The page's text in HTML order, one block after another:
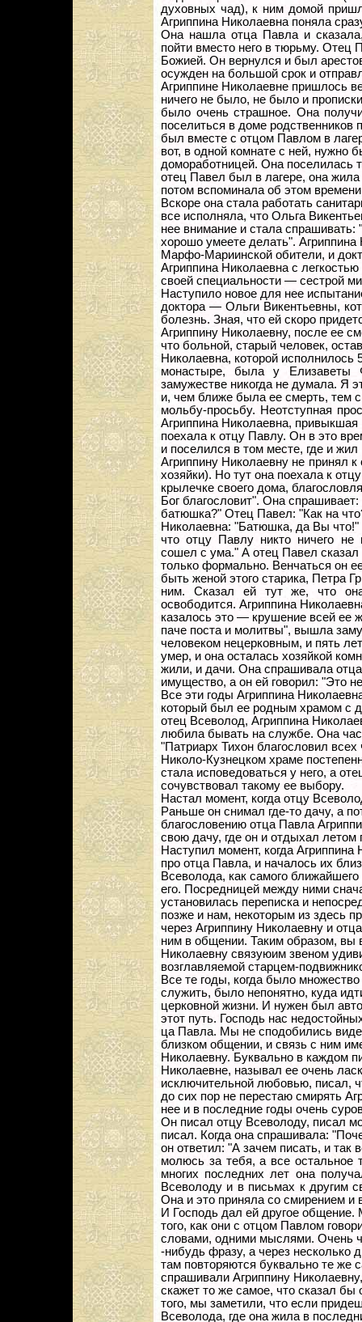
духовных чад), к ним домой
Агриппина Николаевна поняла
Она нашла отца Павла и
пойти вместо него в тюрьму. Отец
Божией. Он вернулся и был
осужден на большой срок и
Агриппине Николаевне пришлось
ничего не было, не было и
было очень страшное. Она
поселиться в доме родственников
был вместе с отцом Павлом в
вот, в одной комнате с ней, нужно
домоработницей. Она поселилась
отец Павел был в лагере, она
потом вспоминала об этом
Вскоре она стала работать
все исполняла, что Ольга
нее внимание и стала
хорошо умеете делать". Агриппина
Марфо-Мариинской обители, и
Агриппина Николаевна с
своей специальности — сестрой
Наступило новое для нее
доктора — Ольги Викентьевны,
болезнь. Зная, что ей скоро
Агриппину Николаевну, после ее
что больной, старый человек,
Николаевна, которой
монастыре, была у
замужестве никогда не думала. Я
и, чем ближе была ее смерть, тем
мольбу-просьбу. Неотступная
Агриппина Николаевна, привыкшая
поехала к отцу Павлу. Он в это
и поселился в том месте, где и
Агриппину Николаевну не принял
хозяйки). Но тут она поехала к
крылечке своего дома,
Бог благословит". Она
батюшка?" Отец Павел: "Как на
Николаевна: "Батюшка, да Вы
что отцу Павлу никто ничего не
сошел с ума." А отец Павел
только формально. Венчаться он
быть женой этого старика, Петра
ним. Сказал ей тут же, что
освободится. Агриппина
казалось это — крушение всей ее
паче поста и молитвы", вышла
человеком нецерковным, и пять
умер, и она осталась хозяйкой
жили, и дачи. Она спрашивала
имущество, а он ей говорил: "Это
Все эти годы Агриппина
который был ее родным храмом с
отец Всеволод, Агриппина
любила бывать на службе. Она
"Патриарх Тихон благословил
Николо-Кузнецком храме
стала исповедоваться у него, а
сочувствовал такому ее выбору.
Настал момент, когда отцу
Раньше он снимал где-то дачу, а
благословению отца Павла
свою дачу, где он и отдыхал летом
Наступил момент, когда
про отца Павла, и началось их
Всеволода, как самого
его. Посредницей между ними
установилась переписка и
позже и нам, некоторым из здесь
через Агриппину Николаевну и
ним в общении. Таким образом, вы
Николаевну связуюим звеном
возглавляемой старцем-
Все те годы, когда было
служить, было непонятно, куда
церковной жизни. И нужен был
этот путь. Господь нас
ца Павла. Мы не сподобились
близком общении, и связь с ним
Николаевну. Буквально в каждом
Николаевне, называл ее очень
исключительной любовью, писал,
до сих пор не перестаю смирять
нее и в последние годы очень
Он писал отцу Всеволоду, писал
писал. Когда она спрашивала:
он ответил: "А зачем писать, и
молюсь за тебя, а все остальное
многих последних лет она
Всеволоду и в письмах к другим
Она и это приняла со смирением и
И Господь дал ей другое
того, как они с отцом Павлом
словами, одними мыслями. Очень
-нибудь фразу, а через несколько
там повторяются буквально те же
спрашивали Агриппину
скажет то же самое, что сказал
того, мы заметили, что если
Всеволода, где она жила в